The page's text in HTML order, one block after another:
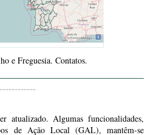
e Freguesia. Contatos.
atualizado. Algumas funcionalidades,
de Ação Local (GAL), mantêm-se